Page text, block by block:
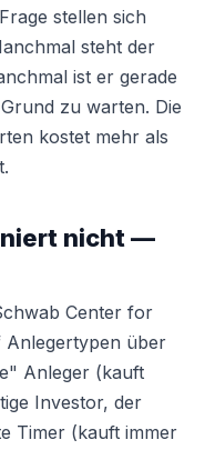
stellen sich
steht der
ist er gerade
zu warten. Die
kostet mehr als
nicht —
Center for
Anlegertypen über
Anleger (kauft
Investor, der
Timer (kauft immer